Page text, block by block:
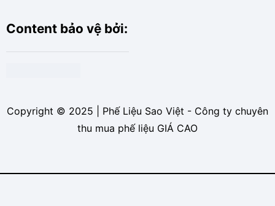
Content bảo vệ bởi:
Copyright © 2025 | Phế Liệu Sao Việt - Công ty chuyên
thu mua phế liệu GIÁ CAO